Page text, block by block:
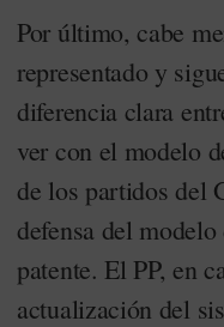
Por último, cabe
representado y
diferencia clara
ver con el modelo
de los partidos del
defensa del
patente. El PP, en
actualización del